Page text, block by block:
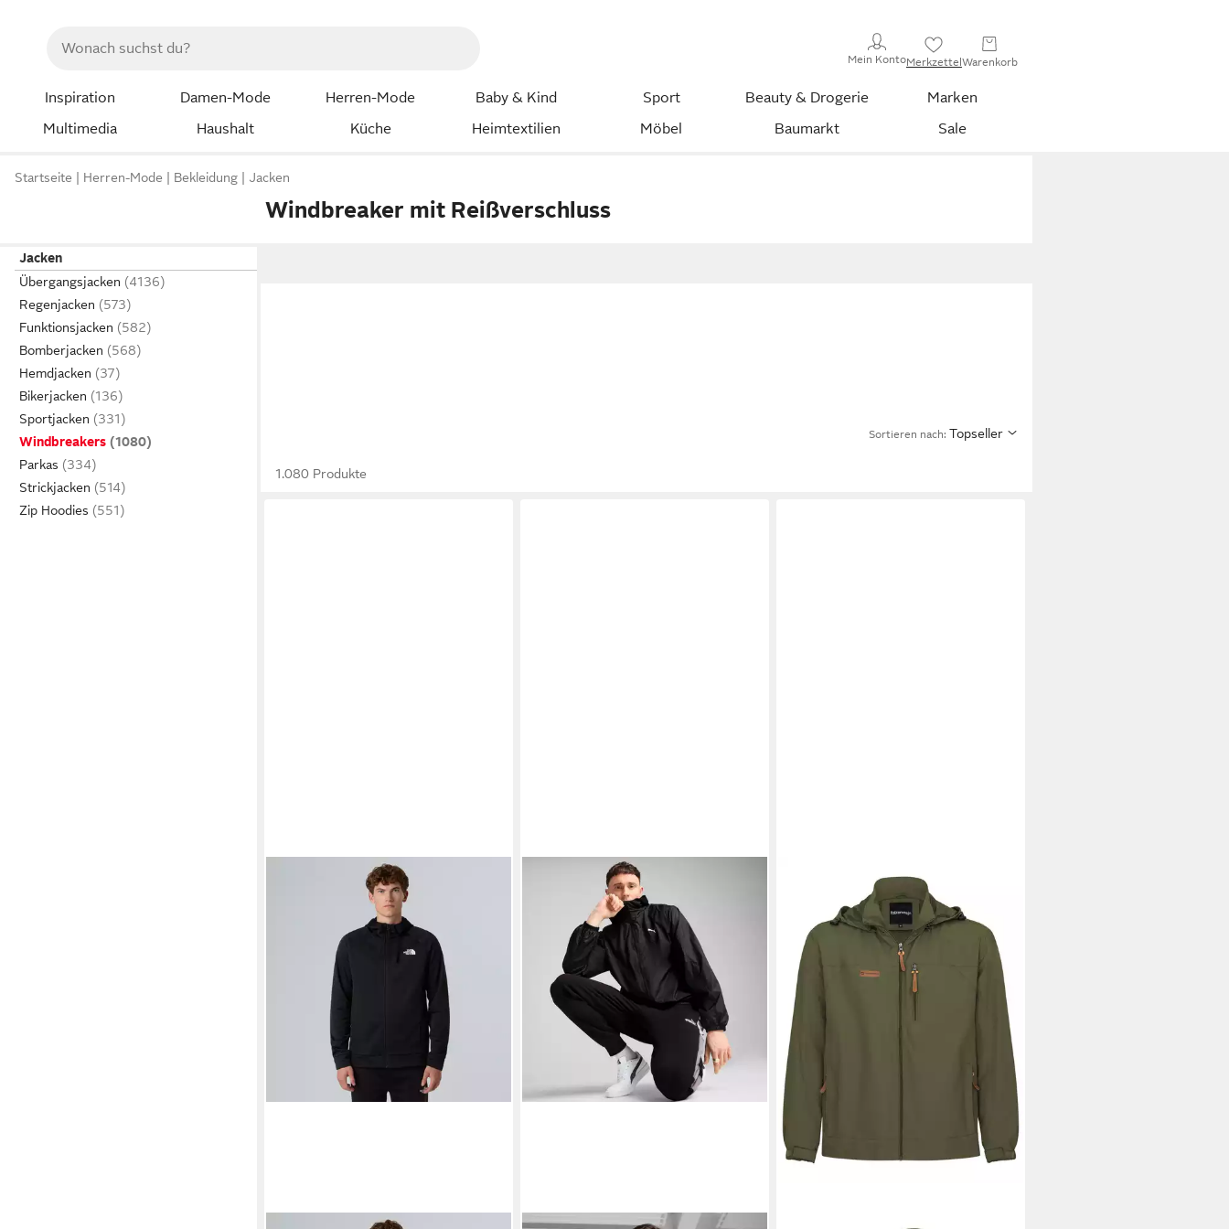
Mein KontoMerkzettelWarenkorb
Inspiration Damen-Mode Herren-Mode Baby & Kind Sport Beauty & Drogerie
Marken
Multimedia
Haushalt Küche Heimtextilien Möbel Baumarkt Sale
Startseite Herren-Mode Bekleidung Jacken
Windbreaker mit Reißverschluss
Jacken
Übergangsjacken
Regenjacken
Funktionsjacken
Bomberjacken
Hemdjacken
Bikerjacken
Sportjacken
Windbreakers
Parkas
Strickjacken
Zip Hoodies
Sortieren nach: Topseller
1.080 Produkte